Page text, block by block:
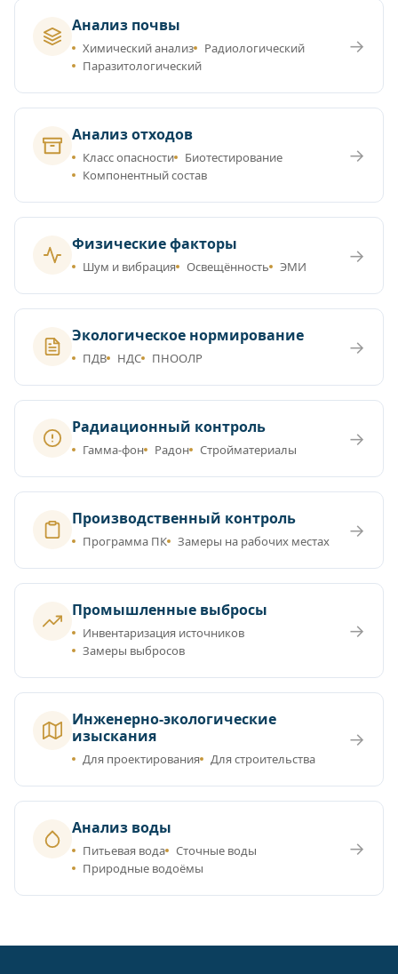
Анализ почвы
Химический анализ
Радиологический
Паразитологический
→
Анализ отходов
Класс опасности
Биотестирование
Компонентный состав
→
Физические факторы
Шум и вибрация Освещённость ЭМИ →
Экологическое нормирование
ПДВ НДС ПНООЛР →
Радиационный контроль
Гамма-фон Радон Стройматериалы →
Производственный контроль
Программа ПК Замеры на рабочих местах →
Промышленные выбросы
Инвентаризация источников
Замеры выбросов
→
Инженерно-экологические
изыскания
Для проектирования Для строительства
→
Анализ воды
Питьевая вода
Сточные воды
Природные водоёмы
→